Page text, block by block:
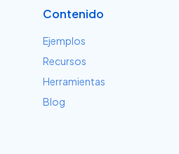
Contenido
Ejemplos
Recursos
Herramientas
Blog